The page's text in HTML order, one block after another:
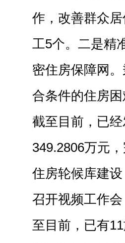
作，改善群众
工5个。二是精
密住房保障网
合条件的住房
截至目前，已
349.2806万元
住房轮候库建
召开视频工作
至目前，已有